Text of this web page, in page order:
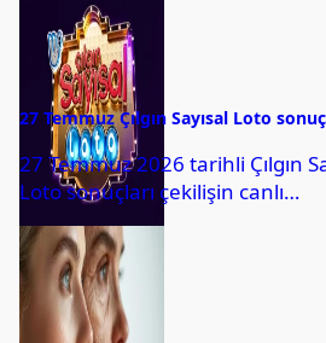
yolu, evde bulunan...
27 Temmuz Çılgın Sayısal Loto
27 Temmuz 2026 tarihli Çılgın
Loto sonuçları çekilişin canlı
yayınlanmasından sonra erişime
Bu kapsamda kazanan